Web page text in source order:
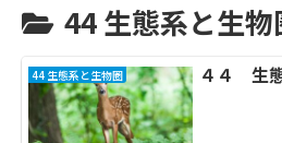
44 生態系と生物
44 生態系と生物圏 ４４ 生